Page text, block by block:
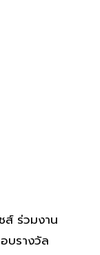
ร่วมงาน
บรางวัล